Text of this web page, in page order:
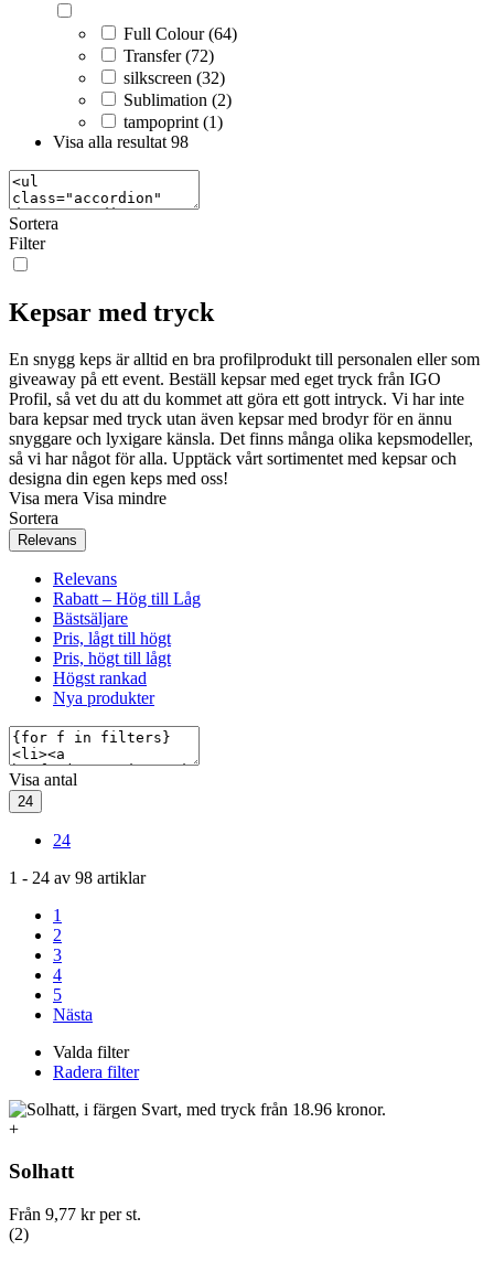
Full Colour (64)
Transfer (72)
silkscreen (32)
Sublimation (2)
tampoprint (1)
Visa alla resultat 98
Sortera
Filter
Kepsar med tryck
En snygg keps är alltid en bra profilprodukt till personalen eller som
giveaway på ett event. Beställ kepsar med eget tryck från IGO
Profil, så vet du att du kommet att göra ett gott intryck. Vi har inte
bara kepsar med tryck utan även kepsar med brodyr för en ännu
snyggare och lyxigare känsla. Det finns många olika kepsmodeller,
så vi har något för alla. Upptäck vårt sortimentet med kepsar och
designa din egen keps med oss!
Visa mera Visa mindre
Sortera
Relevans
Relevans
Rabatt – Hög till Låg
Bästsäljare
Pris, lågt till högt
Pris, högt till lågt
Högst rankad
Nya produkter
Visa antal
24
24
1 - 24 av 98 artiklar
1
2
3
4
5
Nästa
Valda filter
Radera filter
+
Solhatt
Från 9,77 krper st.
(2)